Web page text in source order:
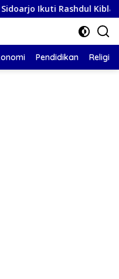
Kiblat Nasional,
Pendidikan Religi